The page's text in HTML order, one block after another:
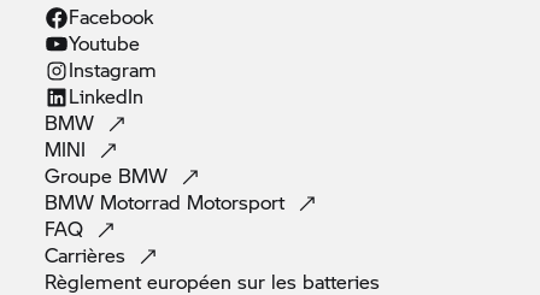
Facebook
Youtube
Instagram
LinkedIn
BMW
MINI
Groupe BMW
BMW Motorrad Motorsport
FAQ
Carrières
Règlement européen sur les batteries